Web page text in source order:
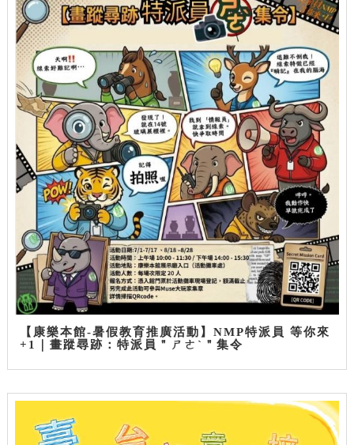
【康樂本館-暑假教育推廣活動】NMP特派員 等你來
+1｜畫蹤尋跡：特派員＂ㄕㄜˋ＂集令